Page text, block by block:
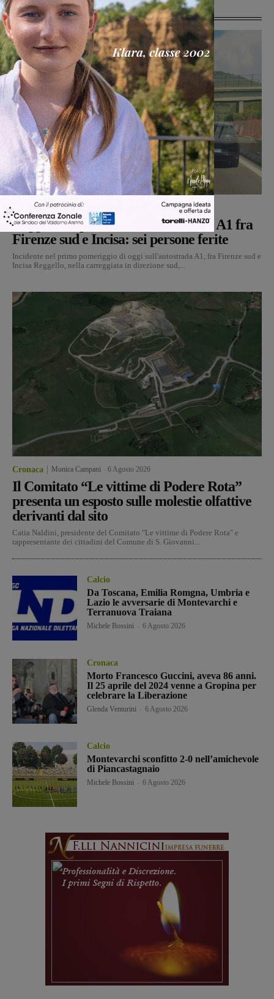
Ultime Notizie
Cronaca Glenda Venturini
Doppio tamponamento nel tratto di A1 fra
Firenze sud e Incisa: sei persone ferite
Incidente nel primo pomeriggio di oggi sull'autostrada A1, fra Firenze sud e
Incisa Reggello, nella carreggiata in direzione sud,...
Cronaca Monica Campani 6 Agosto 2026
Il Comitato “Le vittime di Podere Rota”
presenta un esposto sulle molestie olfattive
derivanti dal sito
Catia Naldini, presidente del Comitato "Le vittime di Podere Rota" e
rappresentante dei cittadini del Comune di S. Giovanni...
Calcio
Da Toscana, Emilia Romgna, Umbria e
Lazio le avversarie di Montevarchi e
Terranuova Traiana
Michele Bossini 6 Agosto 2026
Cronaca
Morto Francesco Guccini, aveva 86 anni.
Il 25 aprile del 2024 venne a Gropina per
celebrare la Liberazione
Glenda Venturini 6 Agosto 2026
Calcio
Montevarchi sconfitto 2-0 nell’amichevole
di Piancastagnaio
Michele Bossini 6 Agosto 2026